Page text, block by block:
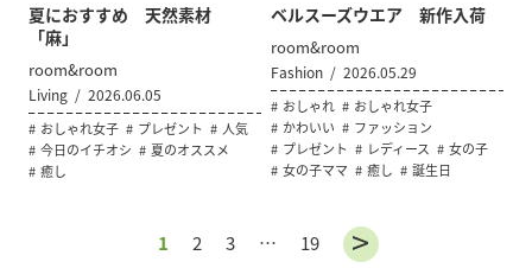
夏におすすめ 天然素材
「麻」
room&room
Living 2026.06.05
おしゃれ女子 プレゼント
人気
今日のイチオシ
夏のオススメ
癒し
ベルスーズウエア 新作入荷
room&room
Fashion 2026.05.29
おしゃれ
おしゃれ女子
かわいい
ファッション
プレゼント
レディース
女の子
女の子ママ
癒し 誕生日
1 2 3 … 19